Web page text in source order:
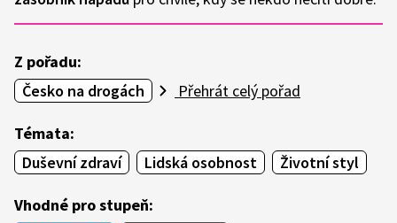
Z pořadu:
Česko na drogách
Přehrát celý pořad
Témata:
Duševní zdraví
Lidská osobnost Životní styl
Vhodné pro stupeň: